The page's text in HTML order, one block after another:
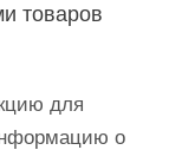
товаров
для
о